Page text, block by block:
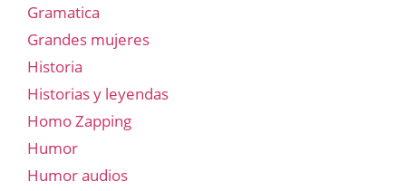
Gramatica
Grandes mujeres
Historia
Historias y leyendas
Homo Zapping
Humor
Humor audios